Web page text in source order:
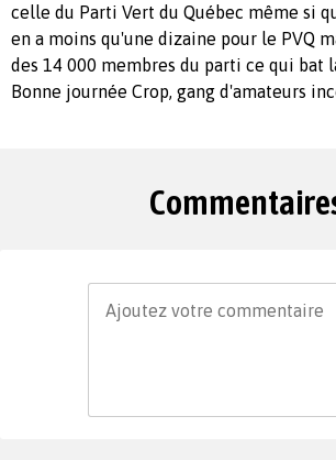
celle du Parti Vert du Québec même si
en a moins qu'une dizaine pour le PVQ
des 14 000 membres du parti ce qui bat
Bonne journée Crop, gang d'amateurs